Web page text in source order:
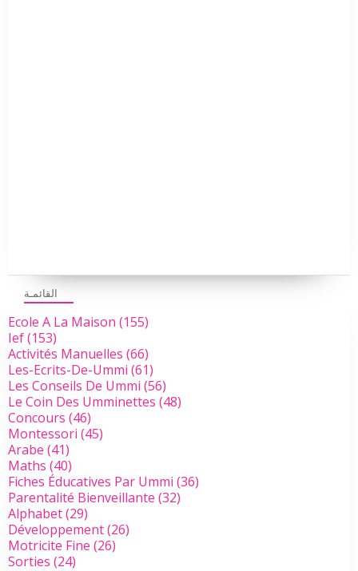
القائمـة
Ecole A La Maison (155)
Ief(153)
Activités Manuelles (66)
Les-Ecrits-De-Ummi (61)
Les Conseils De Ummi (56)
Le Coin Des Umminettes (48)
Concours (46)
Montessori (45)
Arabe (41)
Maths (40)
Fiches Éducatives Par Ummi (36)
Parentalité Bienveillante (32)
Alphabet(29)
Développement(26)
Motricite Fine (26)
Sorties (24)